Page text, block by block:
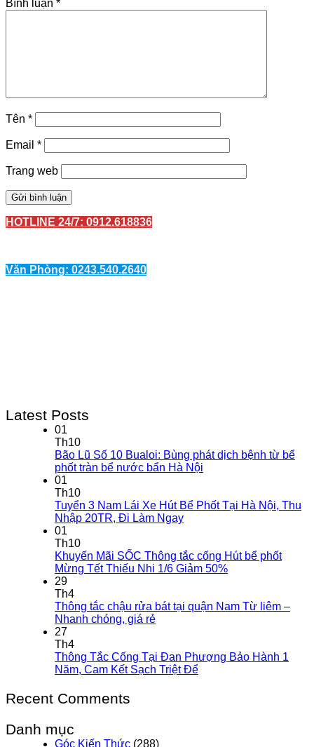
Bình luận *
Tên *
Email *
Trang web
HOTLINE 24/7: 0912.618836
Văn Phòng: 0243.540.2640
Latest Posts
01
Th10
Bão Lũ Số 10 Bualoi: Bùng phát dịch bệnh từ bể
phốt tràn bể nước bẩn Hà Nội
01
Th10
Tuyển 3 Nam Lái Xe Hút Bể Phốt Tại Hà Nội, Thu
Nhập 20TR, Đi Làm Ngay
01
Th10
Khuyến Mãi SỐC Thông tắc cống Hút bể phốt
Mừng Tết Thiếu Nhi 1/6 Giảm 50%
29
Th4
Thông tắc chậu rửa bát tại quận Nam Từ liêm –
Nhanh chóng, giá rẻ
27
Th4
Thông Tắc Cống Tại Đan Phượng Bảo Hành 1
Năm, Cam Kết Sạch Triệt Để
Recent Comments
Danh mục
Góc Kiến Thức (288)